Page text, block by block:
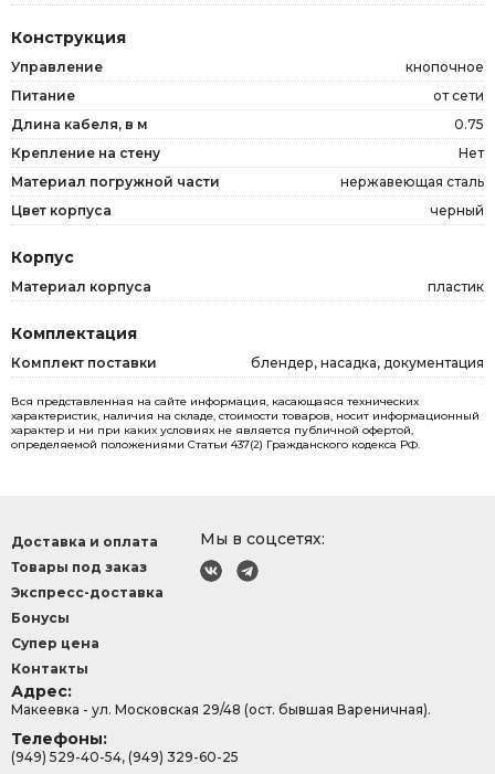
Конструкция
Управление
кнопочное
Питание
от сети
Длина кабеля, в м
0.75
Крепление на стену
Нет
Материал погружной части
нержавеющая сталь
Цвет корпуса
черный
Корпус
Материал корпуса пластик
Комплектация
Комплект поставки блендер, насадка, документация
Вся представленная на сайте информация, касающаяся технических
характеристик, наличия на складе, стоимости товаров, носит информационный
характер и ни при каких условиях не является публичной офертой,
определяемой положениями Статьи 437(2) Гражданского кодекса РФ.
Мы в соцсетях:
Доставка и оплата
Товары под заказ
Экспресс-доставка
Бонусы
Супер цена
Контакты
Адрес:
Макеевка - ул. Московская 29/48 (ост. бывшая Вареничная).
Телефоны:
(949) 529-40-54, (949) 329-60-25